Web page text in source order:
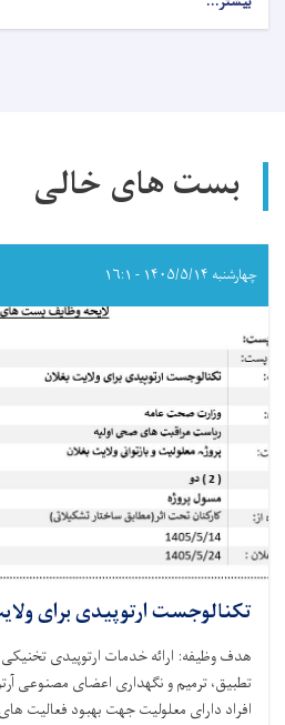
اعلان
بست های خالی
چهارشنبه ۱۴۰۵/۵/۱۴ - ۱۶:۱
تکنالوجست ارتوپیدی برای
هدف وظیفه: ارائه خدمات ارتوپیدی
تطبیق، ترمیم و نگهداری اعضای مصنوعی
افراد دارای معلولیت جهت بهبود فعالیت‌